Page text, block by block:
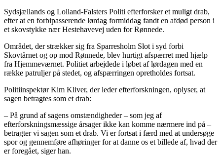
Sydsjællands og Lolland-Falsters Politi efterforsker et muligt drab,
efter at en forbipasserende lørdag formiddag fandt en afdød person i
et skovstykke nær Hestehavevej uden for Rønnede.
Området, der strækker sig fra Sparresholm Slot i syd forbi
Skovtårnet og op mod Rønnede, blev hurtigt afspærret med hjælp
fra Hjemmeværnet. Politiet arbejdede i løbet af lørdagen med en
række patruljer på stedet, og afspærringen opretholdes fortsat.
Politiinspektør Kim Kliver, der leder efterforskningen, oplyser, at
sagen betragtes som et drab:
– På grund af sagens omstændigheder – som jeg af
efterforskningsmæssige årsager ikke kan komme nærmere ind på –
betragter vi sagen som et drab. Vi er fortsat i færd med at undersøge
spor og gennemføre afhøringer for at danne os et billede af, hvad der
er foregået, siger han.